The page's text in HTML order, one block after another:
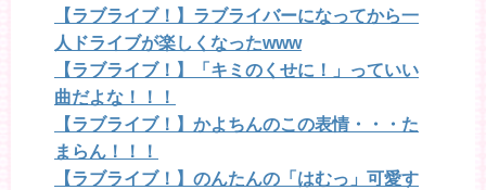
【ラブライブ！】ラブライバーになってから一
人ドライブが楽しくなったwww
【ラブライブ！】「キミのくせに！」っていい
曲だよな！！！
【ラブライブ！】かよちんのこの表情・・・た
まらん！！！
【ラブライブ！】のんたんの「はむっ」可愛す